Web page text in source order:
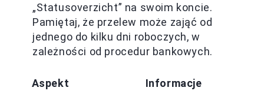
„Statusoverzicht” na swoim koncie.
Pamiętaj, że przelew może zająć od
jednego do kilku dni roboczych, w
zależności od procedur bankowych.
Aspekt Informacje